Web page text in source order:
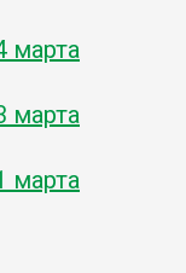
марта
марта
марта